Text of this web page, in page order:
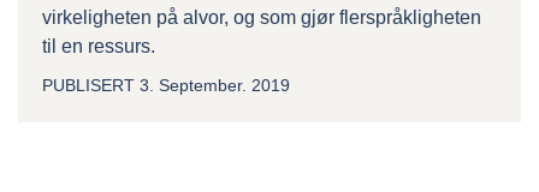
virkeligheten på alvor, og som gjør flerspråkligheten
til en ressurs.
PUBLISERT 3. September. 2019